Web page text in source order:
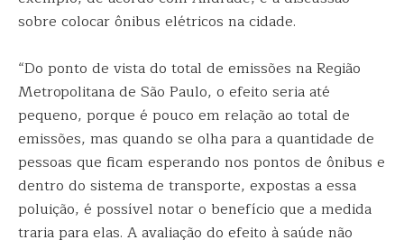
sobre colocar ônibus elétricos na cidade.
“Do ponto de vista do total de emissões na Região
Metropolitana de São Paulo, o efeito seria até
pequeno, porque é pouco em relação ao total de
emissões, mas quando se olha para a quantidade de
pessoas que ficam esperando nos pontos de ônibus e
dentro do sistema de transporte, expostas a essa
poluição, é possível notar o benefício que a medida
traria para elas. A avaliação do efeito à saúde não